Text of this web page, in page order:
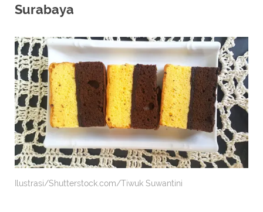
Surabaya
Ilustrasi/Shutterstock.com/Tiwuk Suwantini